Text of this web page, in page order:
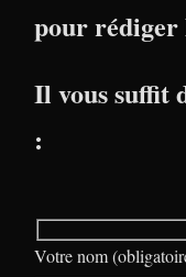
pour rédiger
Il vous suffit
:
Votre nom